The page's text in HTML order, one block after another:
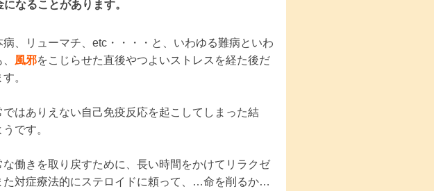
なることがあります。
、リューマチ、etc・・・・と、いわゆる難病といわ
風邪をこじらせた直後やつよいストレスを経た後だ
。
はありえない自己免疫反応を起こしてしまった結
です。
働きを取り戻すために、長い時間をかけてリラクゼ
た対症療法的にステロイドに頼って、…命を削るか…